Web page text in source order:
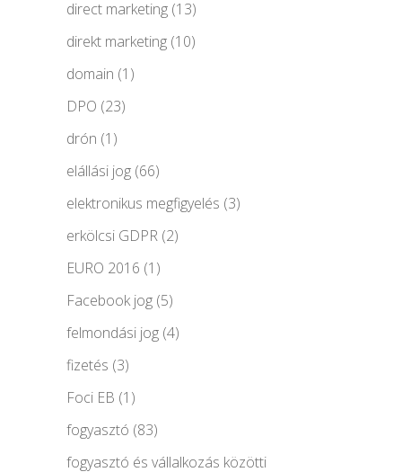
direct marketing (13)
direkt marketing (10)
domain (1)
DPO (23)
drón (1)
elállási jog (66)
elektronikus megfigyelés (3)
erkölcsi GDPR (2)
EURO 2016 (1)
Facebook jog (5)
felmondási jog (4)
fizetés (3)
Foci EB (1)
fogyasztó (83)
fogyasztó és vállalkozás közötti